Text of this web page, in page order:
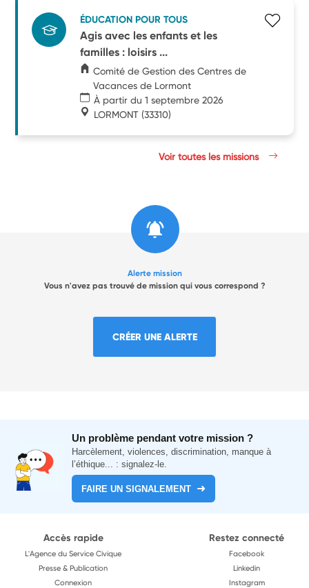
ÉDUCATION POUR TOUS
Agis avec les enfants et les
familles : loisirs ...
Comité de Gestion des Centres de
Vacances de Lormont
À partir du 1 septembre 2026
LORMONT (33310)
Voir toutes les missions
Alerte mission
Vous n'avez pas trouvé de mission qui vous correspond ?
CRÉER UNE ALERTE
Un problème pendant votre mission ?
Harcèlement, violences, discrimination, manque à
l’éthique... : signalez-le.
FAIRE UN SIGNALEMENT
Accès rapide
L'Agence du Service Civique
Presse & Publication
Connexion
Restez connecté
Facebook
Linkedin
Instagram